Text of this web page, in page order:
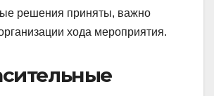
решения приняты, важно
хода мероприятия.